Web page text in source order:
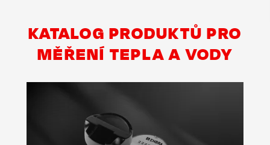
KATALOG PRODUKTŮ PRO
MĚŘENÍ TEPLA A VODY